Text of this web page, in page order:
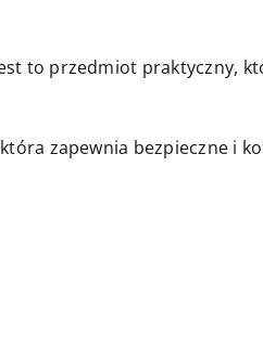
to przedmiot praktyczny,
zapewnia bezpieczne i